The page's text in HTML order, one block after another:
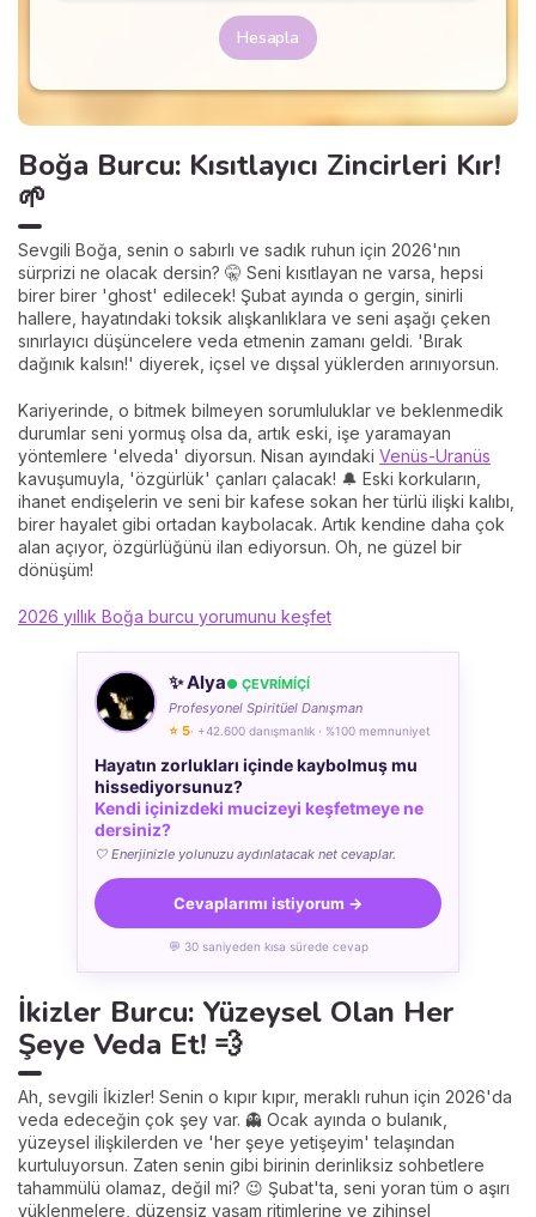
Hesapla
Boğa Burcu: Kısıtlayıcı Zincirleri Kır!
🌱
Sevgili Boğa, senin o sabırlı ve sadık ruhun için 2026'nın
sürprizi ne olacak dersin? 🤫 Seni kısıtlayan ne varsa, hepsi
birer birer 'ghost' edilecek! Şubat ayında o gergin, sinirli
hallere, hayatındaki toksik alışkanlıklara ve seni aşağı çeken
sınırlayıcı düşüncelere veda etmenin zamanı geldi. 'Bırak
dağınık kalsın!' diyerek, içsel ve dışsal yüklerden arınıyorsun.
Kariyerinde, o bitmek bilmeyen sorumluluklar ve beklenmedik
durumlar seni yormuş olsa da, artık eski, işe yaramayan
yöntemlere 'elveda' diyorsun. Nisan ayındaki Venüs-Uranüs
kavuşumuyla, 'özgürlük' çanları çalacak! 🔔 Eski korkuların,
ihanet endişelerin ve seni bir kafese sokan her türlü ilişki kalıbı,
birer hayalet gibi ortadan kaybolacak. Artık kendine daha çok
alan açıyor, özgürlüğünü ilan ediyorsun. Oh, ne güzel bir
dönüşüm!
2026 yıllık Boğa burcu yorumunu keşfet
✨ Alya● ÇEVRÍMÍÇÍ
Profesyonel Spiritüel Danışman
⭐ 5· +42.600 danışmanlık · %100 memnuniyet
Hayatın zorlukları içinde kaybolmuş mu
hissediyorsunuz?
Kendi içinizdeki mucizeyi keşfetmeye ne
dersiniz?
🤍 Enerjinizle yolunuzu aydınlatacak net cevaplar.
Cevaplarımı istiyorum →
💬 30 saniyeden kısa sürede cevap
İkizler Burcu: Yüzeysel Olan Her
Şeye Veda Et! 💨
Ah, sevgili İkizler! Senin o kıpır kıpır, meraklı ruhun için 2026'da
veda edeceğin çok şey var. 👻 Ocak ayında o bulanık,
yüzeysel ilişkilerden ve 'her şeye yetişeyim' telaşından
kurtuluyorsun. Zaten senin gibi birinin derinliksiz sohbetlere
tahammülü olamaz, değil mi? 😉 Şubat'ta, seni yoran tüm o aşırı
yüklenmelere, düzensiz yaşam ritimlerine ve zihinsel